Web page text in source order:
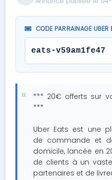
CODE PARRAINAGE UBER
eats-v59am1fe47
*** 20€ offerts sur
***
Uber Eats est une
de commande et
domicile, lancée en
de clients à un
partenaires et de